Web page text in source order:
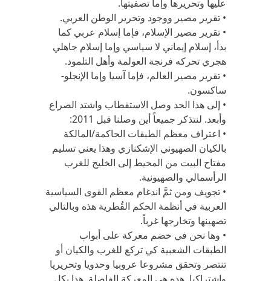
عليها وتحريرها وإما تصفيتها.
• تقرير مصير ووجود وتحرير الوطن العربي.
• تقرير مصير الإسلام، فإما إسلام عربي كما
بدأ، إسلام إيماني لا سياسي وإما إسلام جاهلي
هجري تحركه فرنجة العولمة وأهل التلمود.
• تقرير مصير العالم، فإما آسيا وإما الإنجلو-
ساكسون.
• إلى هذا الحد وصل الاستقطاب واشتد الصراع
وأبعد. لنتذكر جميعاً أين وصلنا قبل 2011:
• اعتراف معظم الطبقات الحاكمة/المالكة
بالكيان الصهيوني الإشكنازي وهذا يعني تسليم
مفتاح البيت من المحيط إلى الخليج للغرب
الرأسمالي والصهيونية.
• تجويف ومن ثمَّ اندغام معظم القوى السياسية
العربية في أنظمة الحكم القُطرية هذه وبالتالي
تصهينها وتخارجها غرباً.
• وها نحن في خضم معركة على أبواب
الطبقات الشعبية كي تركع للغرب والكيان أو
تنتصر وتحقق مشروعا عروبيا وحدويا وتحريريا